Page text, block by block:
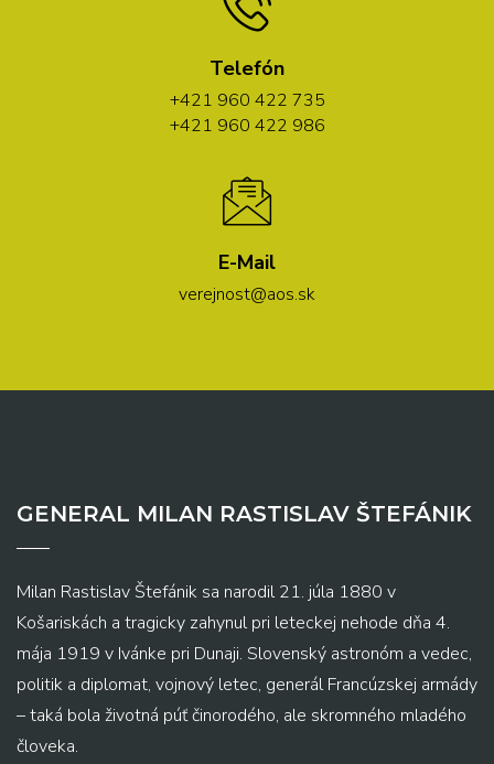
Telefón
+421 960 422 735
+421 960 422 986
E-Mail
verejnost@aos.sk
GENERAL MILAN RASTISLAV ŠTEFÁNIK
Milan Rastislav Štefánik sa narodil 21. júla 1880 v
Košariskách a tragicky zahynul pri leteckej nehode dňa 4.
mája 1919 v Ivánke pri Dunaji. Slovenský astronóm a vedec,
politik a diplomat, vojnový letec, generál Francúzskej armády
– taká bola životná púť činorodého, ale skromného mladého
človeka.